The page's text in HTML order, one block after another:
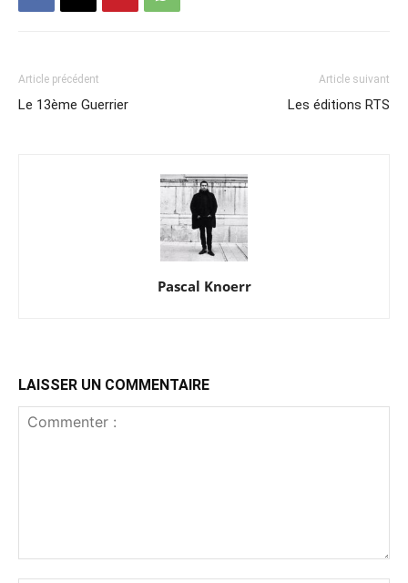
Article précédent
Le 13ème Guerrier
Article suivant
Les éditions RTS
Pascal Knoerr
LAISSER UN COMMENTAIRE